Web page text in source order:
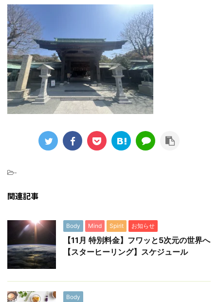
-
関連記事
Body Mind Spirit お知らせ
【11月 特別料金】フワッと5次元の世界へ
【スターヒーリング】スケジュール
Body